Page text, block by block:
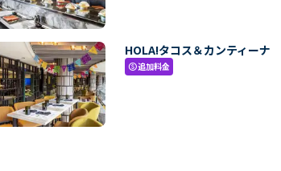
HOLA!タコス＆カンティーナ
paid追加料金